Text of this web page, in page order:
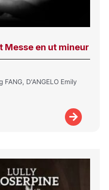
Messe en ut mineur
FANG, D'ANGELO Emily